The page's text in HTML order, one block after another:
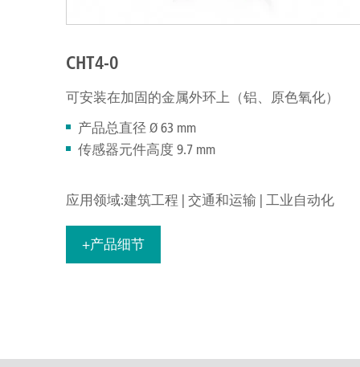
CHT4-0
可安装在加固的金属外环上（铝、原色氧化）
产品总直径 Ø 63 mm
传感器元件高度 9.7 mm
应用领域:建筑工程 | 交通和运输 | 工业自动化
+产品细节